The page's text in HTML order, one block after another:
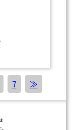
7 ≫